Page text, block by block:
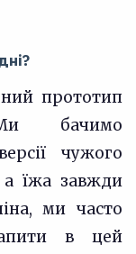
прототип
бачимо
чужого
а їжа завжди
ми часто
в цей